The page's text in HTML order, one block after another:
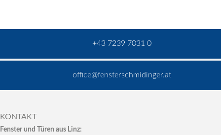
+43 7239 7031 0
office@fensterschmidinger.at
KONTAKT
Fenster und Türen aus Linz: